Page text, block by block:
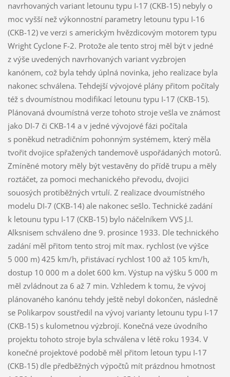
navrhovaných variant letounu typu I-17 (CKB-15) nebyly o
moc vyšší než výkonnostní parametry letounu typu I-16
(CKB-12) ve verzi s americkým hvězdicovým motorem typu
Wright Cyclone F-2. Protože ale tento stroj měl být v jedné
z výše uvedených navrhovaných variant vyzbrojen
kanónem, což byla tehdy úplná novinka, jeho realizace byla
nakonec schválena. Tehdejší vývojové plány přitom počítaly
též s dvoumístnou modifikací letounu typu I-17 (CKB-15).
Plánovaná dvoumístná verze tohoto stroje vešla ve známost
jako DI-7 či CKB-14 a v jedné vývojové fázi počítala
s poněkud netradičním pohonným systémem, který měla
tvořit dvojice spřažených tandemově uspořádaných motorů.
Zmíněné motory měly být vestavěny do přídě trupu a měly
roztáčet, za pomoci mechanického převodu, dvojici
souosých protiběžných vrtulí. Z realizace dvoumístného
modelu DI-7 (CKB-14) ale nakonec sešlo. Technické zadání
k letounu typu I-17 (CKB-15) bylo náčelníkem VVS J.I.
Alksnisem schváleno dne 9. prosince 1933. Dle technického
zadání měl přitom tento stroj mít max. rychlost (ve výšce
5 000 m) 425 km/h, přistávací rychlost 100 až 105 km/h,
dostup 10 000 m a dolet 600 km. Výstup na výšku 5 000 m
měl zvládnout za 6 až 7 min. Vzhledem k tomu, že vývoj
plánovaného kanónu tehdy ještě nebyl dokončen, následně
se Polikarpov soustředil na vývoj varianty letounu typu I-17
(CKB-15) s kulometnou výzbrojí. Konečná veze úvodního
projektu tohoto stroje byla schválena v létě roku 1934. V
konečné projektové podobě měl přitom letoun typu I-17
(CKB-15) dle předběžných výpočtů mít prázdnou hmotnost